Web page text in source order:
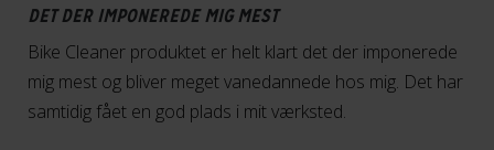
DET DER IMPONEREDE MIG MEST
Bike Cleaner produktet er helt klart det der imponerede
mig mest og bliver meget vanedannede hos mig. Det har
samtidig fået en god plads i mit værksted.